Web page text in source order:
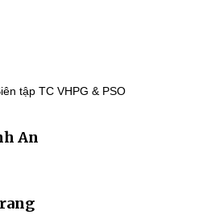
tập TC VHPG & PSO
An